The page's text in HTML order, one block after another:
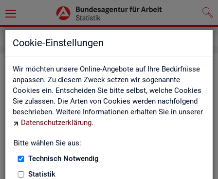
Cookie-Einstellungen
Wir möchten unsere Online-Angebote auf Ihre Bedürfnisse
anpassen. Zu diesem Zweck setzen wir sogenannte
Cookies ein. Entscheiden Sie bitte selbst, welche Cookies
Sie zulassen. Die Arten von Cookies werden nachfolgend
beschrieben. Weitere Informationen erhalten Sie in unserer
Datenschutzerklärung.
Bitte wählen Sie aus:
Technisch Notwendig
Statistik
Sta­tis­ti­ken nach Re­gio­nen
Auf den fol­gen­den Sei­ten fin­den Sie Land­kar­ten und Ta­bel­len
mit den wich­tigs­ten ak­tu­el­len Eck­wer­ten zum Ar­beits- und
Aus­bil­dungs­markt. Über die Land­kar­ten ge­lan­gen Sie zu den
ent­spre­chen­den Zah­len für die von Ihnen ge­wünsch­te Re­gi­on.
grund-In­for­ma­tio­nen zu den re­gio­na­len Glie­de­run­gen zu­sam­
men­ge­stellt.